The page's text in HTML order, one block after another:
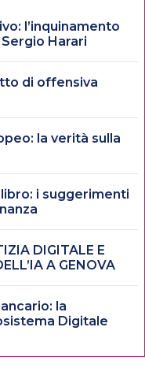
l’inquinamento
Harari
di offensiva
la verità sulla
i suggerimenti
DIGITALE E
A GENOVA
la
Digitale